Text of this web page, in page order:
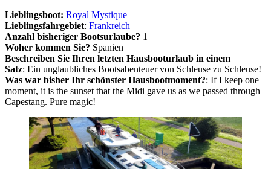
Lieblingsboot: Royal Mystique
Lieblingsfahrgebiet: Frankreich
Anzahl bisheriger Bootsurlaube? 1
Woher kommen Sie? Spanien
Beschreiben Sie Ihren letzten Hausbooturlaub in einem
Satz: Ein unglaubliches Bootsabenteuer von Schleuse zu Schleuse!
Was war bisher Ihr schönster Hausbootmoment?: If I keep one
moment, it is the sunset that the Midi gave us as we passed through
Capestang. Pure magic!